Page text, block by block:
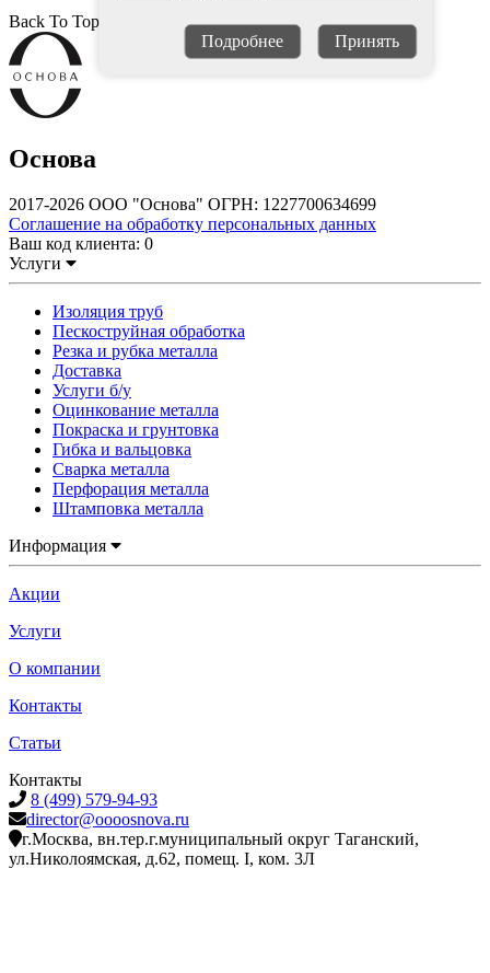
Back To Top
Основа
2017-2026 ООО "Основа" ОГРН: 1227700634699
Соглашение на обработку персональных данных
Ваш код клиента: 0
Услуги
Изоляция труб
Пескоструйная обработка
Резка и рубка металла
Доставка
Услуги б/у
Оцинкование металла
Покраска и грунтовка
Гибка и вальцовка
Сварка металла
Перфорация металла
Штамповка металла
Информация
Акции
Услуги
О компании
Контакты
Статьи
Контакты
8 (499) 579-94-93
director@oooosnova.ru
г.Москва, вн.тер.г.муниципальный округ Таганский,
ул.Николоямская, д.62, помещ. I, ком. 3Л
Подробнее Принять